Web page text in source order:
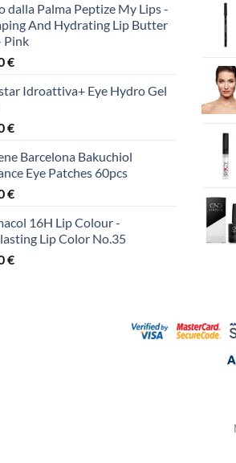
dalla Palma Peptize My Lips -
And Hydrating Lip Butter
Pink
€
Idroattiva+ Eye Hydro Gel
€
Barcelona Bakuchiol
Eye Patches 60pcs
€
16H Lip Colour -
Lip Color No.35
€